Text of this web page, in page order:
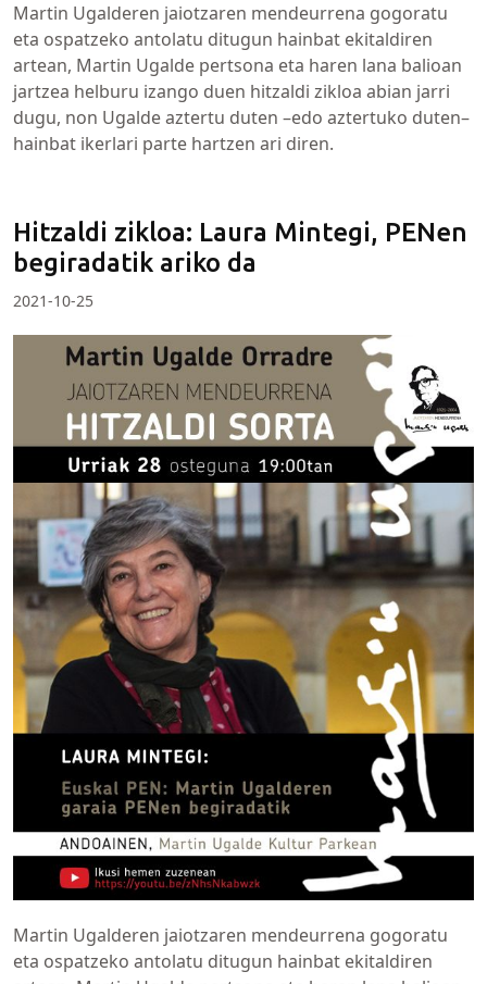
Martin Ugalderen jaiotzaren mendeurrena gogoratu
eta ospatzeko antolatu ditugun hainbat ekitaldiren
artean, Martin Ugalde pertsona eta haren lana balioan
jartzea helburu izango duen hitzaldi zikloa abian jarri
dugu, non Ugalde aztertu duten –edo aztertuko duten–
hainbat ikerlari parte hartzen ari diren.
Hitzaldi zikloa: Laura Mintegi, PENen
begiradatik ariko da
2021-10-25
Martin Ugalderen jaiotzaren mendeurrena gogoratu
eta ospatzeko antolatu ditugun hainbat ekitaldiren